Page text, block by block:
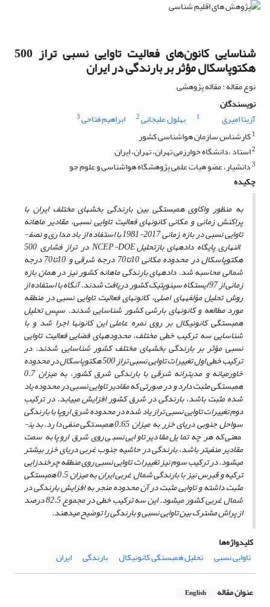
شناسایی کانون‌های فعالیت تاوایی نسبی تراز 500
هکتوپاسکال مؤثر بر بارندگی در ایران
نوع مقاله : مقاله پژوهشی
نویسندگان
آزیتا امیری
1 بهلول علیجانی2 ابراهیم فتاحی3
1کارشناس سازمان هواشناسی کشور
2استاد ،دانشگاه خوارزمی تهران، تهران، ایران
3دانشیار، عضو هیات علمی پژوهشگاه هواشناسی و علوم جو
چکیده
به منظور واکاوی همبستگی بین بارندگی بخش­های مختلف ایران با
پراکنش زمانی و مکانی کانون­های فعالیت تاوایی نسبی، مقادیر ماهانه
تاوایی نسبی در بازه زمانی 2017-1981 با استفاده از باد مداری و نصف­
النهاری پایگاه داده­های بازتحلیلNCEP-DOE در تراز فشاری 500
هکتوپاسکال در محدوده مکانی 10تا70 درجه شرقی و 10تا70 درجه
شمالیمحاسبه شد. داده­های بارندگی ماهانه کشور نیز در همان بازه
زمانی از 97 ایستگاه سینوپتیک کشور دریافت شدند. آن­گاه با استفاده از
روش تحلیل مؤلفه­های اصلی، کانون­های فعالیت تاوایی نسبی در منطقه
مورد مطالعه و کانون­های بارشی کشور شناسایی شدند. سپس تحلیل
همبستگی کانونیکال بر روی نمره عاملی این کانون­ها اجرا شد و با
شناسایی سه ترکیب خطی مختلف، محدوده­های فضایی فعالیت تاوایی
نسبی مؤثر بر بارندگی بخش­های مختلف کشور شناسایی شدند. در
ترکیب خطی اول تغییرات تاوایی نسبی تراز 500 هکتوپاسکال در محدوده
خاورمیانه و مدیترانه شرقی با بارندگی شرق کشور، به میزان 0.7
همبستگی مثبت دارد و در صورتی که مقادیر تاوایی نسبی در محدوده یاد
شده مثبت باشد، بارندگی در شرق کشور افزایش مییابد. در ترکیب
دوم تغییرات تاوایی نسبی تراز یاد شده در محدوده شرق اروپا با بارندگی
سواحل جنوبی دریای خزر به میزان 0.65 همبستگی منفی دارد. بدین­
معنی که هر چه تمایل مقادیر تاوایی نسبی روی شرق اروپا به سمت
مقادیر منفی­تر باشد، بارندگی در حاشیه جنوب غربی دریای خزر بیش­تر
می­شود. در ترکیب سوم نیز تغییرات تاوایی نسبی روی منطقه چرخندزایی
ترکیه و قبرس نیز با بارندگی شمال غربی ایران به میزان 0.5 همبستگی
مثبت داشته و تاوایی مثبت در آن محدوده منجر به افزایش بارندگی در
شمال غربی کشور می­شود. این سه ترکیب خطی در مجموع 82.5 درصد
از پراش مشترک بین تاوایی نسبی و بارندگی را توضیح می­دهند.
کلیدواژه‌ها
تاوایی نسبی
تحلیل همبستگی کانونیکال بارندگی ایران
عنوان مقاله English